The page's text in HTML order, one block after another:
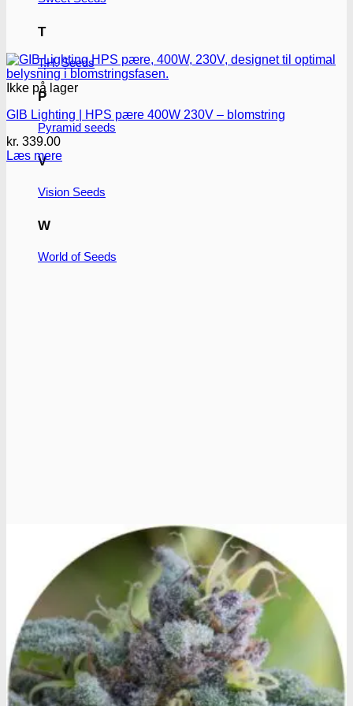
T
T.H. Seeds
P
Pyramid seeds
V
Vision Seeds
W
World of Seeds
Ikke på lager
GIB Lighting | HPS pære 400W 230V – blomstring
kr. 339.00
Læs mere